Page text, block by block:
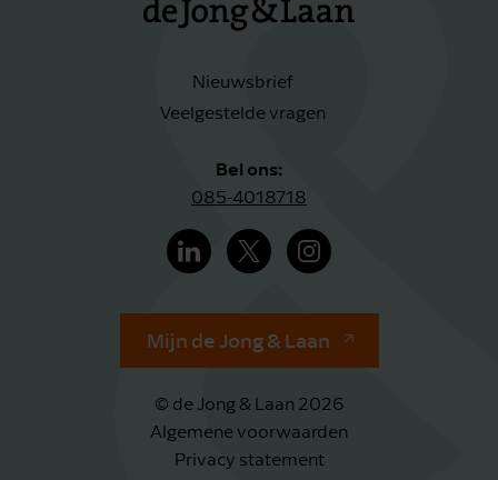
Nieuwsbrief
Veelgestelde vragen
Bel ons:
085-4018718
Mijn de Jong & Laan
© de Jong & Laan 2026
Algemene voorwaarden
Privacy statement